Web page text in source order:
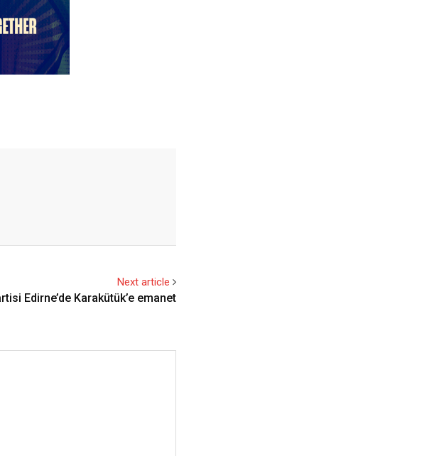
Next article
Edirne’de Karakütük’e emanet